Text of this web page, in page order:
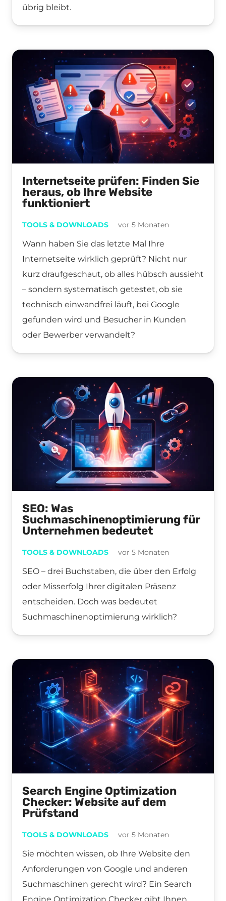
übrig bleibt.
Internetseite prüfen: Finden Sie
heraus, ob Ihre Website
funktioniert
TOOLS & DOWNLOADS vor 5 Monaten
Wann haben Sie das letzte Mal Ihre
Internetseite wirklich geprüft? Nicht nur
kurz draufgeschaut, ob alles hübsch aussieht
– sondern systematisch getestet, ob sie
technisch einwandfrei läuft, bei Google
gefunden wird und Besucher in Kunden
oder Bewerber verwandelt?
SEO: Was
Suchmaschinenoptimierung für
Unternehmen bedeutet
TOOLS & DOWNLOADS vor 5 Monaten
SEO – drei Buchstaben, die über den Erfolg
oder Misserfolg Ihrer digitalen Präsenz
entscheiden. Doch was bedeutet
Suchmaschinenoptimierung wirklich?
Search Engine Optimization
Checker: Website auf dem
Prüfstand
TOOLS & DOWNLOADS vor 5 Monaten
Sie möchten wissen, ob Ihre Website den
Anforderungen von Google und anderen
Suchmaschinen gerecht wird? Ein Search
Engine Optimization Checker gibt Ihnen